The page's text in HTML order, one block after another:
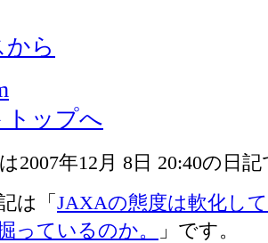
ら
トップへ
2007年12月 8日 20:40の日
は「 JAXAの態度は軟化し
っているのか。
」です。